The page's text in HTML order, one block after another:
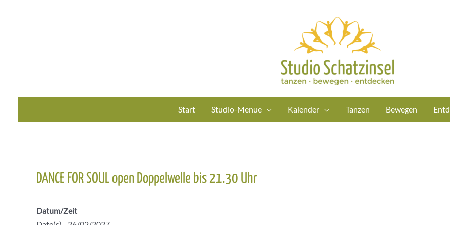
Start Studio-Menue Kalender Tanzen Bewegen
DANCE FOR SOUL open Doppelwelle bis 21.30 Uhr
Datum/Zeit